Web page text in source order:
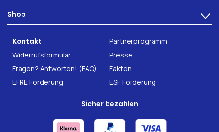
Darmgesundheit
Technologie
Karriere
Forschung
Shop >
INTEST.pro
Nahrungsergänzung
Kontakt
Partnerprogramm
Widerrufsformular
Presse
Fragen? Antworten! (FAQ)
Fakten
EFRE Förderung
ESF Förderung
Sicher bezahlen